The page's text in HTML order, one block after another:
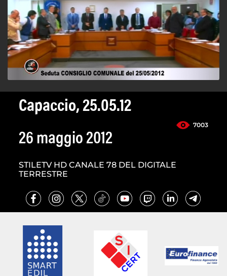
Capaccio, 25.05.12
7003
26 maggio 2012
STILETV HD CANALE 78 DEL DIGITALE
TERRESTRE